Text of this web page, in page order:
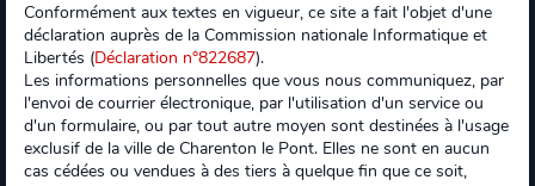
Conformément aux textes en vigueur, ce site a fait l'objet d'une
déclaration auprès de la Commission nationale Informatique et
Libertés (Déclaration n°822687).
Les informations personnelles que vous nous communiquez, par
l'envoi de courrier électronique, par l'utilisation d'un service ou
d'un formulaire, ou par tout autre moyen sont destinées à l'usage
exclusif de la ville de Charenton le Pont. Elles ne sont en aucun
cas cédées ou vendues à des tiers à quelque fin que ce soit,